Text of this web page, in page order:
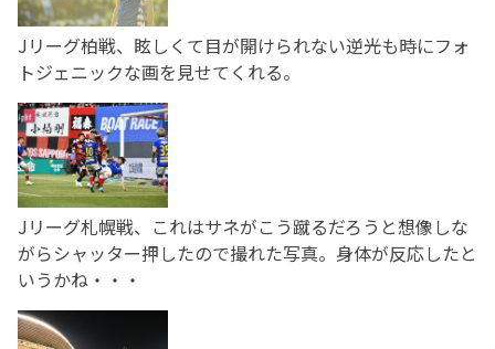
Jリーグ柏戦、眩しくて目が開けられない逆光も時にフォ
トジェニックな画を見せてくれる。
Jリーグ札幌戦、これはサネがこう蹴るだろうと想像しな
がらシャッター押したので撮れた写真。身体が反応したと
いうかね・・・